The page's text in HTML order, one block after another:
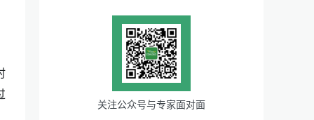
关注公众号与专家面对面